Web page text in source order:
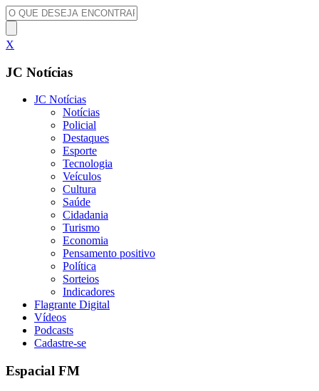
X
JC Notícias
JC Notícias
Notícias
Policial
Destaques
Esporte
Tecnologia
Veículos
Cultura
Saúde
Cidadania
Turismo
Economia
Pensamento positivo
Política
Sorteios
Indicadores
Flagrante Digital
Vídeos
Podcasts
Cadastre-se
Espacial FM